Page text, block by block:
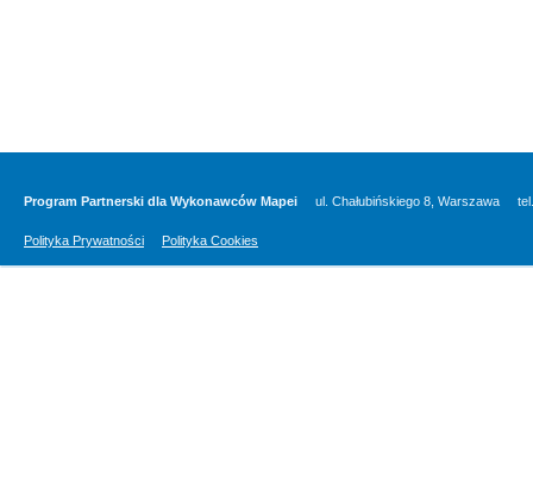
Program Partnerski dla Wykonawców Mapei ul. Chałubińskiego 8, Warszawa
Polityka Prywatności Polityka Cookies